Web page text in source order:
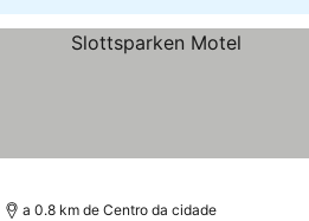
a 0.8 km de Centro da cidade